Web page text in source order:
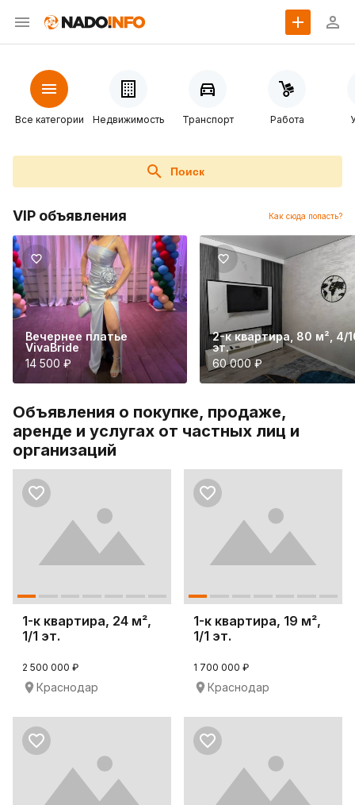
Все категории Недвижимость Транспорт Работа
Поиск
VIP объявления Как сюда попасть?
Вечернее платье
VivaBride
14 500 ₽
2-к квартира, 80 м², 4/
эт.
60 000 ₽
Объявления о покупке, продаже,
аренде и услугах от частных лиц и
организаций
1-к квартира, 24 м²,
1/1 эт.
2 500 000 ₽
Краснодар
1-к квартира, 19 м²,
1/1 эт.
1 700 000 ₽
Краснодар